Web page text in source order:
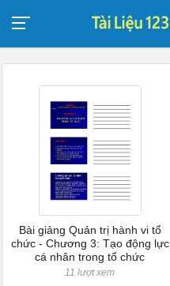
Bài giảng Quản trị hành vi tổ
chức - Chương 3: Tạo động lực
cá nhân trong tổ chức
11 lượt xem